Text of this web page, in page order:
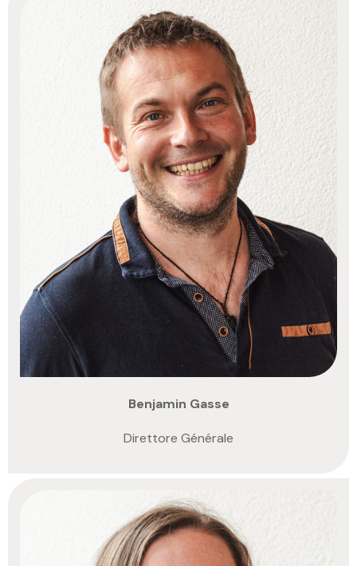
Benjamin Gasse
Direttore Générale